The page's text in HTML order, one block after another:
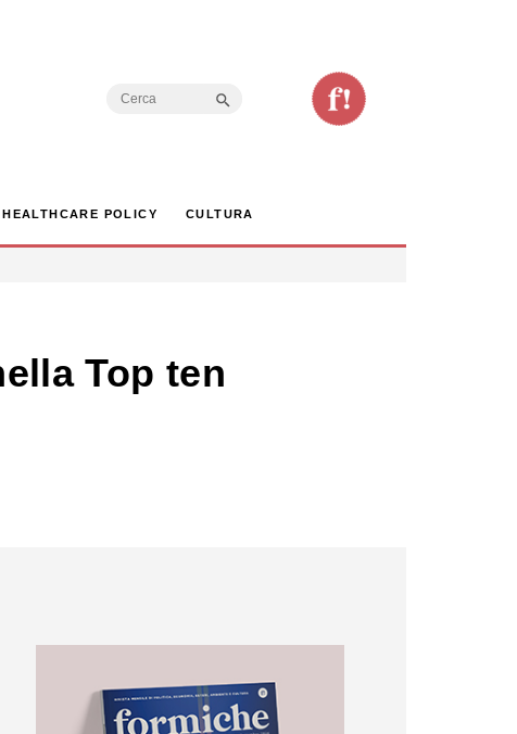
Search
HEALTHCARE POLICY CULTURA
Top ten